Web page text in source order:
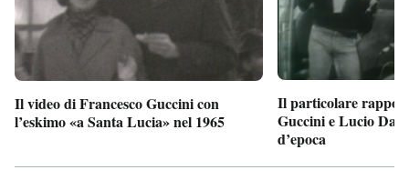
Il video di Francesco Guccini con
l’eskimo «a Santa Lucia» nel 1965
Il particolare
Guccini e Lucio
d’epoca